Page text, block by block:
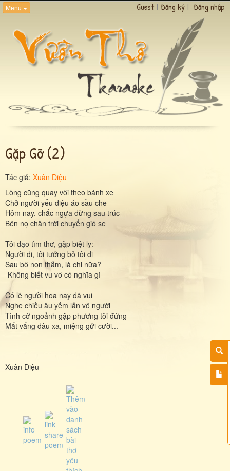
Menu Guest | Đăng ký | Đăng nhập
Gặp Gỡ (2)
Tác giả: Xuân Diệu
Lòng cũng quay vời theo bánh xe
Chở người yểu điệu áo sầu che
Hôm nay, chắc ngựa dừng sau trúc
Bên nọ chân trời chuyển gió se
Tôi dạo tìm thơ, gặp biệt ly:
Người đi, tôi tưởng bỏ tôi đi
Sau bờ non thẳm, là chi nữa?
-Không biết vu vơ có nghĩa gì
Có lẽ người hoa nay đã vui
Nghe chiều âu yếm lấn vô người
Tình cờ ngoảnh gặp phương tôi đứng
Mắt vắng đâu xa, miệng gửi cười...
Xuân Diệu